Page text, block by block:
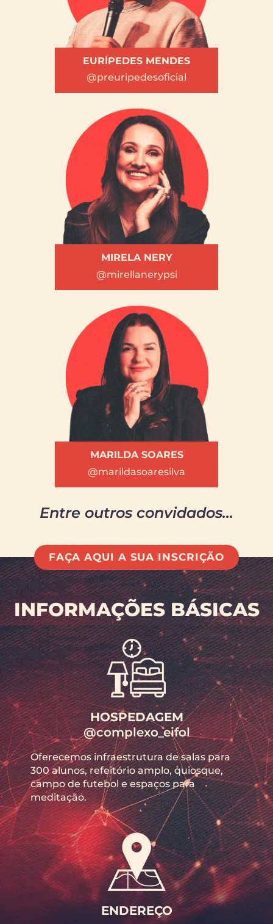
EURÍPEDES MENDES
@preuripedesoficial
MIRELA NERY
@mirellanerypsi
MARILDA SOARES
@marildasoaresilva
Entre outros convidados...
FAÇA AQUI A SUA INSCRIÇÃO
INFORMAÇÕES BÁSICAS
HOSPEDAGEM
@complexo_eifol
Oferecemos infraestrutura de salas para
300 alunos, refeitório amplo, quiosque,
campo de futebol e espaços para
meditação.
ENDEREÇO